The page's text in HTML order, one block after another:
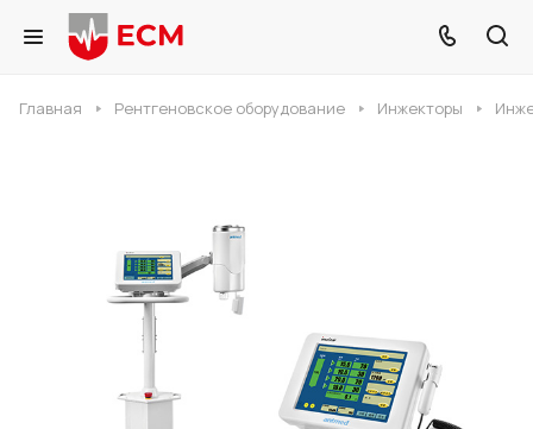
Главная Рентгеновское оборудование Инжекторы